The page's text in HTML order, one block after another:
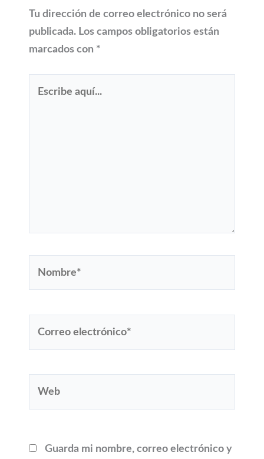
Tu dirección de correo electrónico no será
publicada. Los campos obligatorios están
marcados con *
Guarda mi nombre, correo electrónico y